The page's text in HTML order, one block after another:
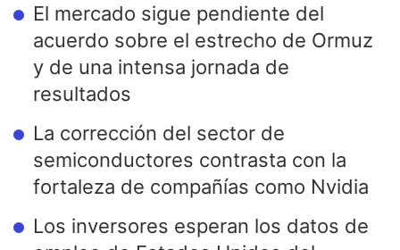
El mercado sigue pendiente del
acuerdo sobre el estrecho de Ormuz
y de una intensa jornada de
resultados
La corrección del sector de
semiconductores contrasta con la
fortaleza de compañías como Nvidia
Los inversores esperan los datos de